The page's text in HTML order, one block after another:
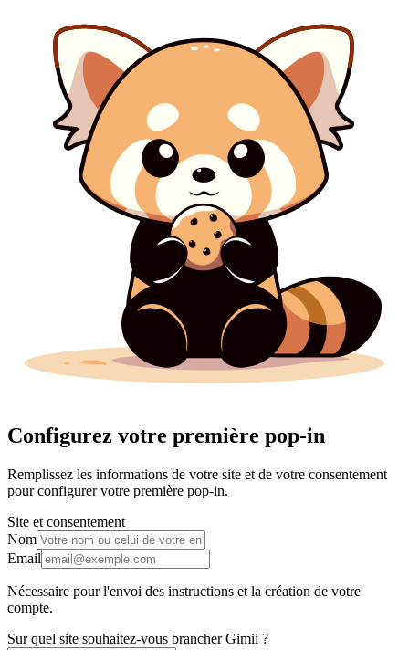
Configurez votre première pop-in
Remplissez les informations de votre site et de votre consentement
pour configurer votre première pop-in.
Site et consentement
Nom
Email
Nécessaire pour l'envoi des instructions et la création de votre
compte.
Sur quel site souhaitez-vous brancher Gimii ?